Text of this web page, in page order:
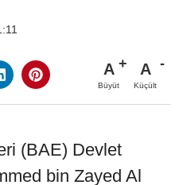
A
Büyüt
A
Küçült
(BAE) Devlet
bin Zayed Al